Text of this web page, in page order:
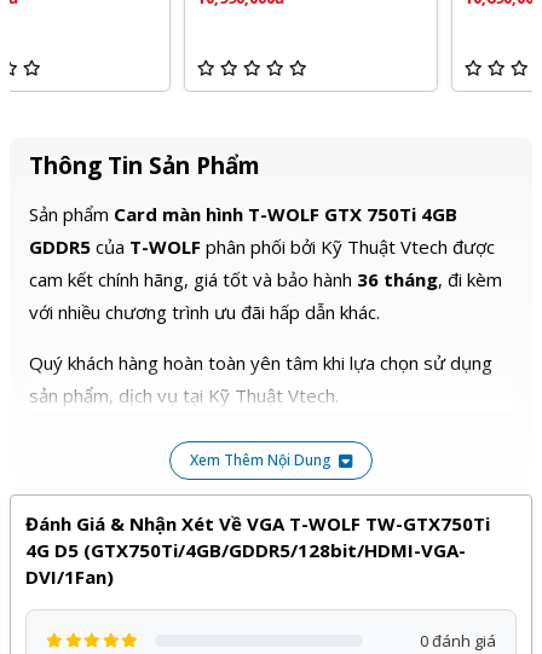
Thông Tin Sản Phẩm
Sản phẩm Card màn hình T-WOLF GTX 750Ti 4GB
GDDR5 của T-WOLF phân phối bởi Kỹ Thuật Vtech được
cam kết chính hãng, giá tốt và bảo hành 36 tháng, đi kèm
với nhiều chương trình ưu đãi hấp dẫn khác.
Quý khách hàng hoàn toàn yên tâm khi lựa chọn sử dụng
sản phẩm, dịch vụ tại Kỹ Thuật Vtech.
Xem Thêm Nội Dung
Đánh Giá & Nhận Xét Về VGA T-WOLF TW-GTX750Ti
4G D5 (GTX750Ti/4GB/GDDR5/128bit/HDMI-VGA-
DVI/1Fan)
0 đánh giá